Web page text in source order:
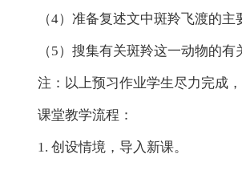
（4）准备复述文中斑羚飞渡的主
（5）搜集有关斑羚这一动物的有
注：以上预习作业学生尽力完成，
课堂教学流程：
1. 创设情境，导入新课。